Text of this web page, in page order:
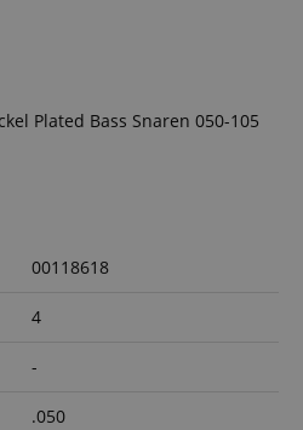
Plated Bass Snaren 050-105
00118618
4
-
.050